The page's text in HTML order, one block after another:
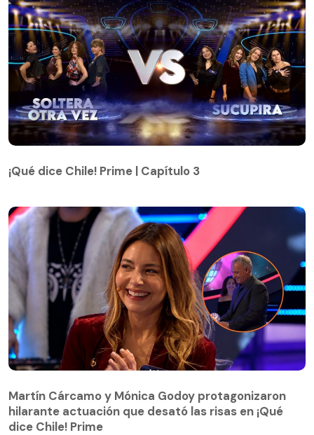
¡Qué dice Chile! Prime | Capítulo 3
hilarante actuación que desató las risas en ¡Qué
dice Chile! Prime
Martín Cárcamo y Mónica Godoy protagonizaron
hilarante actuación que desató las risas en ¡Qué
dice Chile! Prime